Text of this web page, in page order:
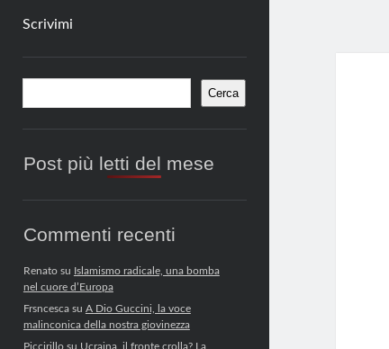
Scrivimi
Barra
laterale
Cerca
Post più letti del mese
Commenti recenti
Renatosu Islamismo radicale, una bomba
nel cuore d’Europa
Frsncescasu A Dio Guccini, la voce
malinconica della nostra giovinezza
Piccirillosu Ucraina, il fronte crolla? La